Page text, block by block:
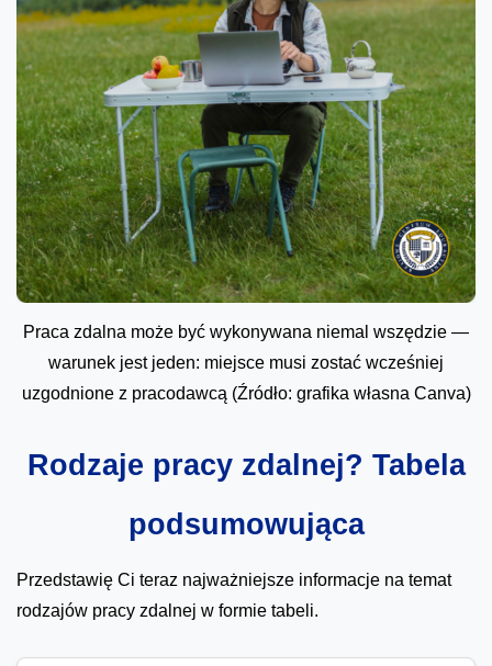
Praca zdalna może być wykonywana niemal wszędzie —
warunek jest jeden: miejsce musi zostać wcześniej
uzgodnione z pracodawcą (Źródło: grafika własna Canva)
Rodzaje pracy zdalnej? Tabela
podsumowująca
Przedstawię Ci teraz najważniejsze informacje na temat
rodzajów pracy zdalnej w formie tabeli.